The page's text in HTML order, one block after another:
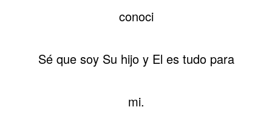
conoci
Sé que soy Su hijo y El es tudo para
mi.